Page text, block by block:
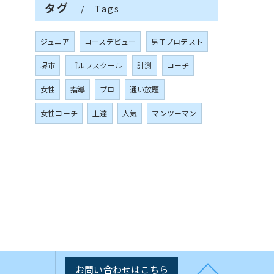
タグ Tags
ジュニア コースデビュー 男子プロテスト
堺市 ゴルフスクール 計測 コーチ
女性 指導 プロ 通い放題
女性コーチ 上達 人気 マンツーマン
お問い合わせはこちら